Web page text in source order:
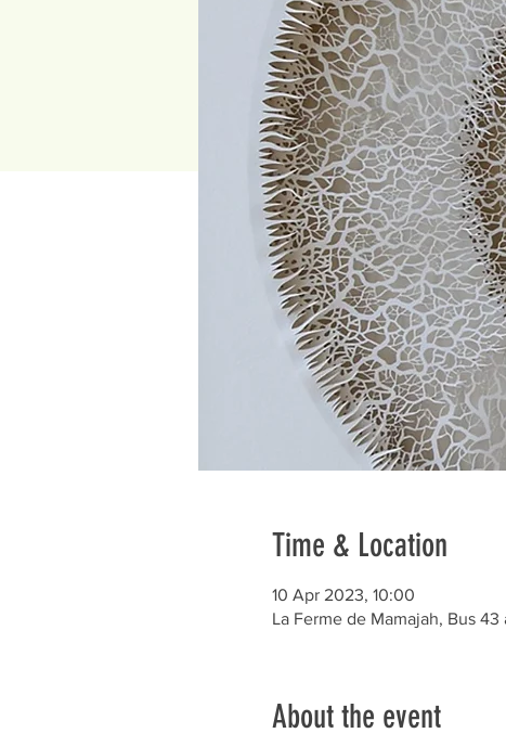
Time & Location
10 Apr 2023, 10:00
La Ferme de Mamajah, Bus
About the event